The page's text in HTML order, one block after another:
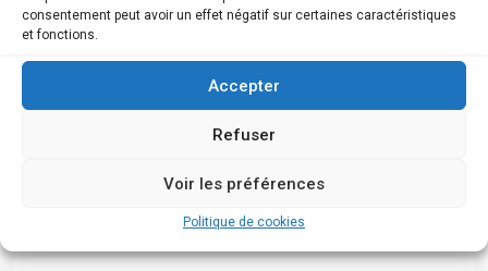
consentement peut avoir un effet négatif sur certaines caractéristiques
et fonctions.
Accepter
Refuser
Voir les préférences
Politique de cookies
Nous suivre